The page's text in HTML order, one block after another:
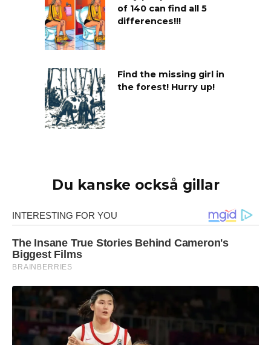
of 140 can find all 5
differences!!!
Find the missing girl in
the forest! Hurry up!
Du kanske också gillar